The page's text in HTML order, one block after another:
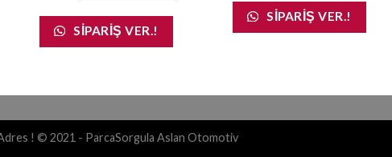
SIPARIŞ VER.!
SIPARIŞ VER.!
! © 2021 - ParcaSorgula Aslan Otomotiv